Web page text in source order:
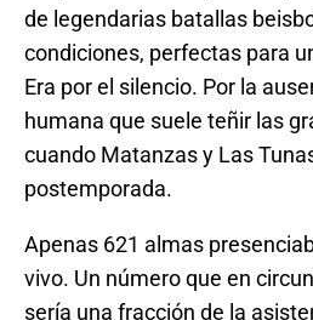
de legendarias batallas
condiciones, perfectas para
Era por el silencio. Por la
humana que suele teñir las
cuando Matanzas y Las
postemporada.
Apenas 621 almas
vivo. Un número que en
sería una fracción de la